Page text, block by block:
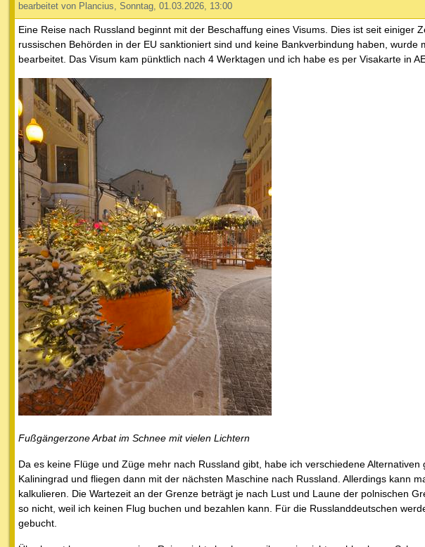
bearbeitet von Plancius, Sonntag, 01.03.2026, 13:00
Eine Reise nach Russland beginnt mit der Beschaffung eines Visums. Dies ist seit einiger
russischen Behörden in der EU sanktioniert sind und keine Bankverbindung haben, wurde
bearbeitet. Das Visum kam pünktlich nach 4 Werktagen und ich habe es per Visakarte in
Fußgängerzone Arbat im Schnee mit vielen Lichtern
Da es keine Flüge und Züge mehr nach Russland gibt, habe ich verschiedene
Kaliningrad und fliegen dann mit der nächsten Maschine nach Russland. Allerdings kann
kalkulieren. Die Wartezeit an der Grenze beträgt je nach Lust und Laune der polnischen
so nicht, weil ich keinen Flug buchen und bezahlen kann. Für die Russlanddeutschen
gebucht.